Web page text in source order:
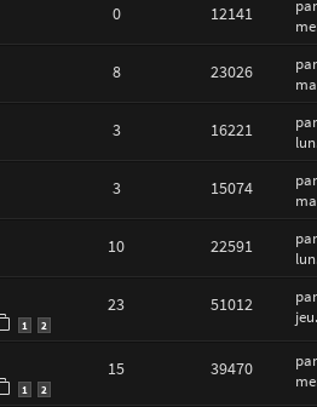
0 12141
8 23026 par
3 16221
3 15074 par
10 22591 par
1 2
23 51012 par
1 2
15 39470 par